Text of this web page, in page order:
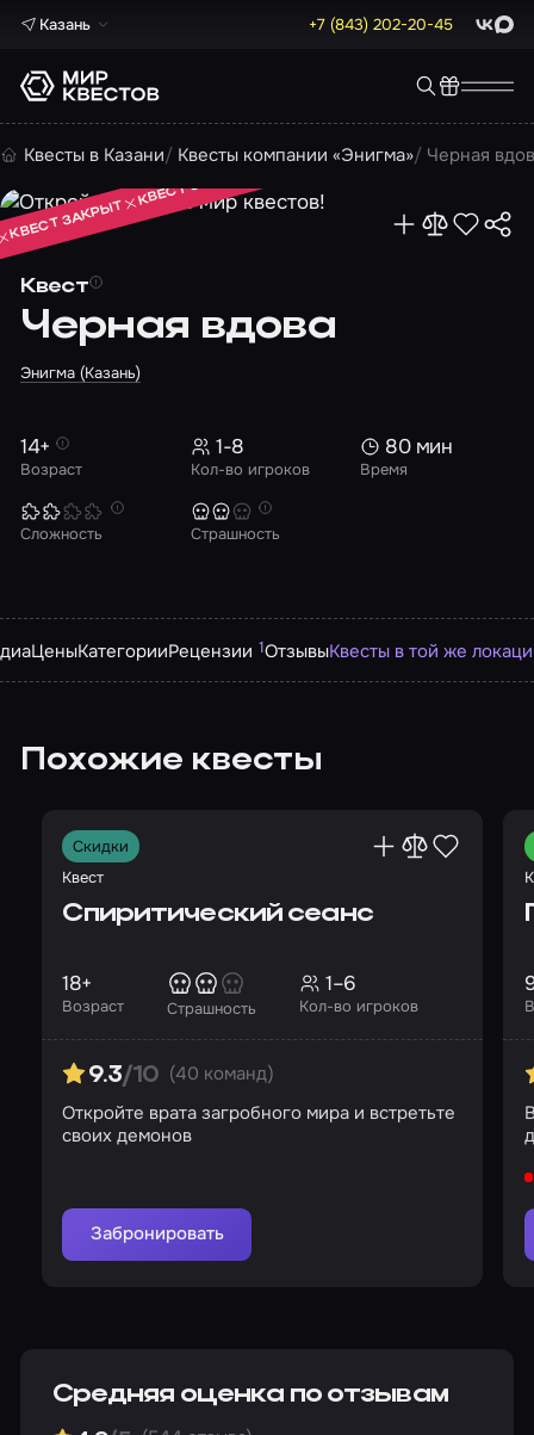
Казань +7 (843) 202-20-45 Max
Квесты в Казани Квесты компании «Энигма» Черная
Квест
Черная вдова
Энигма (Казань)
КВЕСТ ЗАКРЫТ
КВЕСТ ЗАКРЫТ
КВЕСТ ЗАКРЫТ
Возраст
14+
Кол-во игроков
1-8
Время
80 мин
Сложность Страшность
ЦеныКатегорииРецензии 1ОтзывыКвесты в той же
Похожие квесты
Скидки
Квест
Спиритический сеанс
Возраст
18+
Страшность Кол-во игроков
1–6
9.3/10 (40 команд)
Откройте врата загробного мира и встретьте
своих демонов
Забронировать
Средняя оценка по отзывам